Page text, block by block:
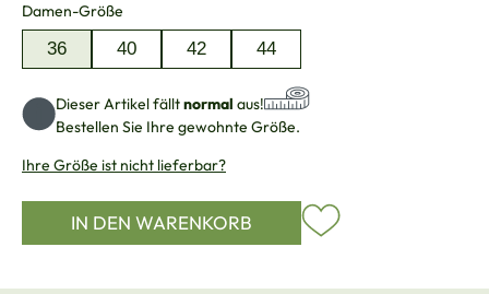
Damen-Größe
36 40 42 44
Dieser Artikel fälltnormal aus!
Bestellen Sie Ihre gewohnte Größe.
Ihre Größe ist nicht lieferbar?
IN DEN WARENKORB